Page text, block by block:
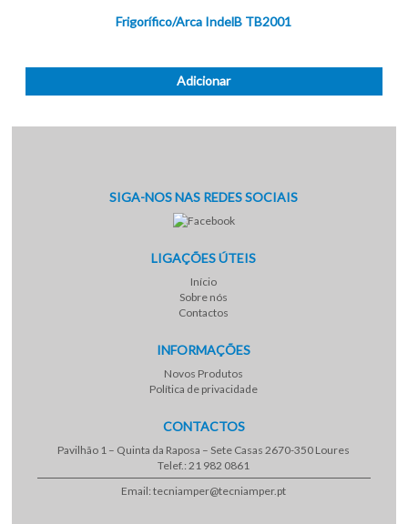
Frigorífico/Arca IndelB TB2001
Adicionar
SIGA-NOS NAS REDES SOCIAIS
LIGAÇÕES ÚTEIS
Início
Sobre nós
Contactos
INFORMAÇÕES
Novos Produtos
Política de privacidade
CONTACTOS
Pavilhão 1 – Quinta da Raposa – Sete Casas 2670-350 Loures
Telef.: 21 982 0861
Email: tecniamper@tecniamper.pt